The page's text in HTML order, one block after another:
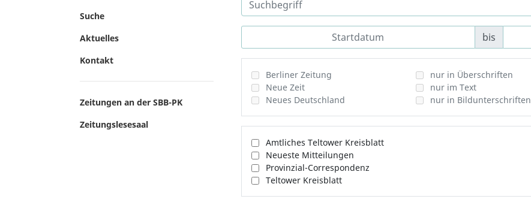
Suche
Aktuelles
Kontakt
Zeitungen an der SBB-PK
Zeitungslesesaal
bis
Berliner Zeitung
Neue Zeit
Neues Deutschland
nur in Überschriften
nur im Text
nur in Bildunterschriften
Amtliches Teltower Kreisblatt
Neueste Mitteilungen
Provinzial-Correspondenz
Teltower Kreisblatt